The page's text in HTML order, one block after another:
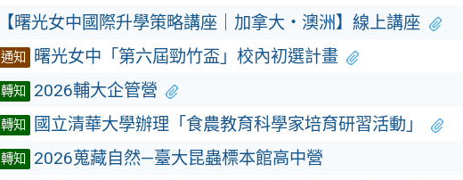
【曙光女中國際升學策略講座｜加拿大・澳洲】線上講座
通知 曙光女中「第六屆勁竹盃」校內初選計畫
轉知 2026輔大企管營
轉知 國立清華大學辦理「食農教育科學家培育研習活動」
轉知 2026蒐藏自然—臺大昆蟲標本館高中營